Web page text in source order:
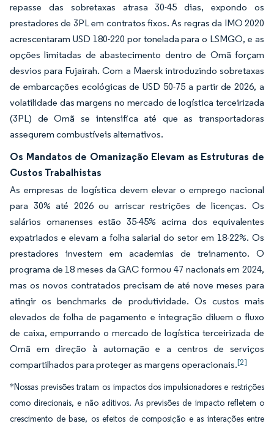
repasse das sobretaxas atrasa 30-45 dias, expondo os
prestadores de 3PL em contratos fixos. As regras da IMO 2020
acrescentaram USD 180-220 por tonelada para o LSMGO, e as
opções limitadas de abastecimento dentro de Omã forçam
desvios para Fujairah. Com a Maersk introduzindo sobretaxas
de embarcações ecológicas de USD 50-75 a partir de 2026, a
volatilidade das margens no mercado de logística terceirizada
(3PL) de Omã se intensifica até que as transportadoras
assegurem combustíveis alternativos.
Os Mandatos de Omanização Elevam as Estruturas de
Custos Trabalhistas
As empresas de logística devem elevar o emprego nacional
para 30% até 2026 ou arriscar restrições de licenças. Os
salários omanenses estão 35-45% acima dos equivalentes
expatriados e elevam a folha salarial do setor em 18-22%. Os
prestadores investem em academias de treinamento. O
programa de 18 meses da GAC formou 47 nacionais em 2024,
mas os novos contratados precisam de até nove meses para
atingir os benchmarks de produtividade. Os custos mais
elevados de folha de pagamento e integração diluem o fluxo
de caixa, empurrando o mercado de logística terceirizada de
Omã em direção à automação e a centros de serviços
compartilhados para proteger as margens operacionais.[2]
*Nossas previsões tratam os impactos dos impulsionadores e restrições
como direcionais, e não aditivos. As previsões de impacto refletem o
crescimento de base, os efeitos de composição e as interações entre